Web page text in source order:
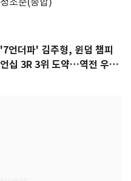
'7언더파' 김주형, 윈덤 챔피
언십 3R 3위 도약…역전 우승